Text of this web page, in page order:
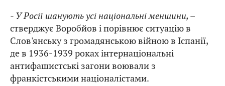
- У Росії шанують усі національні меншини, –
стверджує Воробйов і порівнює ситуацію в
Слов'янську з громадянською війною в Іспанії,
де в 1936-1939 роках інтернаціональні
антифашистські загони воювали з
франкістськими націоналістами.